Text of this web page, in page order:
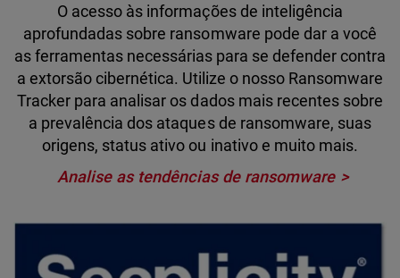
O acesso às informações de inteligência
aprofundadas sobre ransomware pode dar a você
as ferramentas necessárias para se defender contra
a extorsão cibernética. Utilize o nosso Ransomware
Tracker para analisar os dados mais recentes sobre
a prevalência dos ataques de ransomware, suas
origens, status ativo ou inativo e muito mais.
Analise as tendências de ransomware